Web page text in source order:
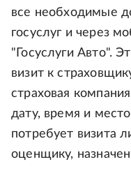
все необходимые
госуслуг и через
"Госуслуги Авто".
визит к
страховая
дату, время и
потребует визита
оценщику,